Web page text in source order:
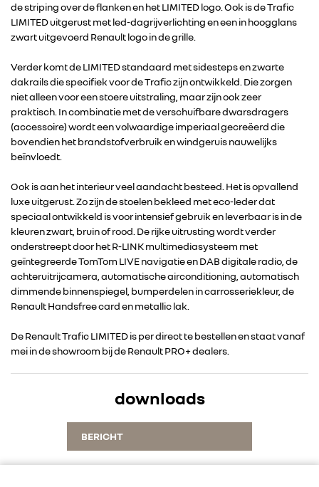
RENAULT
DACIA
ALPINE
CONTACT
de striping over de flanken en het LIMITED logo. Ook is de Trafic
LIMITED uitgerust met led-dagrijverlichting en een in hoogglans
zwart uitgevoerd Renault logo in de grille.
Verder komt de LIMITED standaard met sidesteps en zwarte
dakrails die specifiek voor de Trafic zijn ontwikkeld. Die zorgen
niet alleen voor een stoere uitstraling, maar zijn ook zeer
praktisch. In combinatie met de verschuifbare dwarsdragers
(accessoire) wordt een volwaardige imperiaal gecreëerd die
bovendien het brandstofverbruik en windgeruis nauwelijks
beïnvloedt.
Ook is aan het interieur veel aandacht besteed. Het is opvallend
luxe uitgerust. Zo zijn de stoelen bekleed met eco-leder dat
speciaal ontwikkeld is voor intensief gebruik en leverbaar is in de
kleuren zwart, bruin of rood. De rijke uitrusting wordt verder
onderstreept door het R-LINK multimediasysteem met
geïntegreerde TomTom LIVE navigatie en DAB digitale radio, de
achteruitrijcamera, automatische airconditioning, automatisch
dimmende binnenspiegel, bumperdelen in carrosseriekleur, de
Renault Handsfree card en metallic lak.
De Renault Trafic LIMITED is per direct te bestellen en staat vanaf
mei in de showroom bij de Renault PRO+ dealers.
downloads
BERICHT